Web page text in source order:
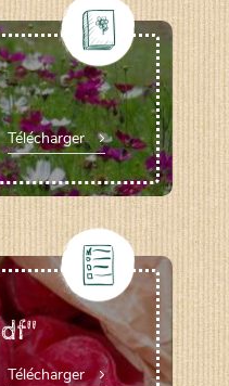
Télécharger
Télécharger